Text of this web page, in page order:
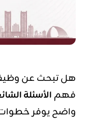
هل تبحث عن
فهمالأسئلة
واضح يوفر